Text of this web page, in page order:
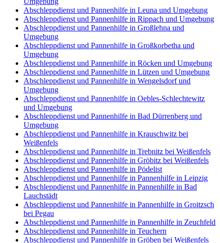
Abschleppdienst und Pannenhilfe in Leuna und Umgebung
Abschleppdienst und Pannenhilfe in Rippach und Umgebung
Abschleppdienst und Pannenhilfe in Großlehna und
Umgebung
Abschleppdienst und Pannenhilfe in Großkorbetha und
Umgebung
Abschleppdienst und Pannenhilfe in Röcken und Umgebung
Abschleppdienst und Pannenhilfe in Lützen und Umgebung
Abschleppdienst und Pannenhilfe in Wengelsdorf und
Umgebung
Abschleppdienst und Pannenhilfe in Oebles-Schlechtewitz
und Umgebung
Abschleppdienst und Pannenhilfe in Bad Dürrenberg und
Umgebung
Abschleppdienst und Pannenhilfe in Krauschwitz bei
Weißenfels
Abschleppdienst und Pannenhilfe in Trebnitz bei Weißenfels
Abschleppdienst und Pannenhilfe in Gröbitz bei Weißenfels
Abschleppdienst und Pannenhilfe in Pödelist
Abschleppdienst und Pannenhilfe in Pannenhilfe in Leipzig
Abschleppdienst und Pannenhilfe in Pannenhilfe in Bad
Lauchstädt
Abschleppdienst und Pannenhilfe in Pannenhilfe in Groitzsch
bei Pegau
Abschleppdienst und Pannenhilfe in Pannenhilfe in Zeuchfeld
Abschleppdienst und Pannenhilfe in Teuchern
Abschleppdienst und Pannenhilfe in Gröben bei Weißenfels